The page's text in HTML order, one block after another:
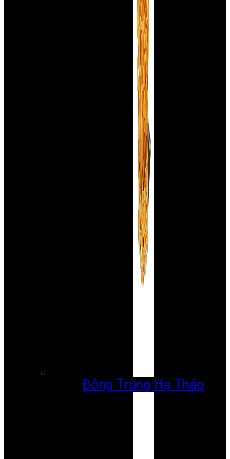
Đông Trùng Hạ Thảo